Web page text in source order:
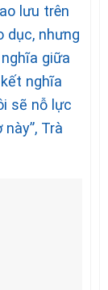
lưu trên
dục, nhưng
giữa
nghĩa
sẽ nỗ lực
Trà